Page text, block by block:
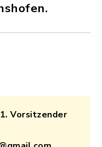
Vorsitzender